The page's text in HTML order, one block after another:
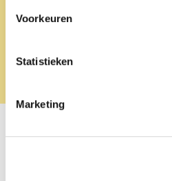
Voorkeuren
Statistieken
Marketing
Tamara
Probeer ook één